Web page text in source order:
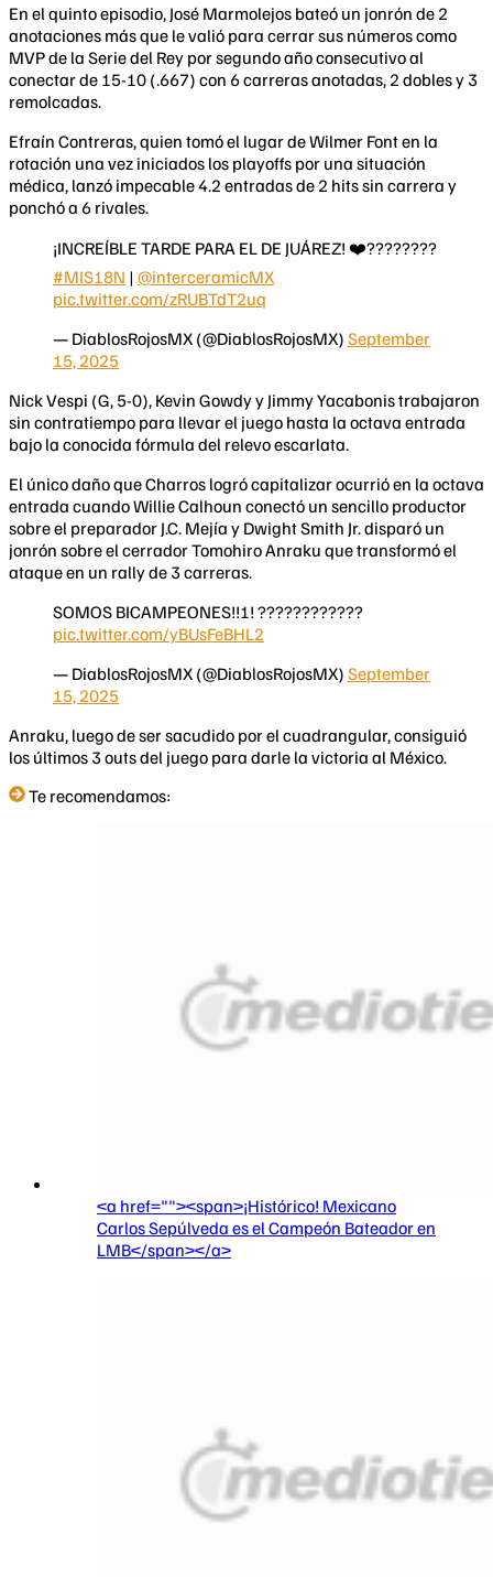
En el quinto episodio, José Marmolejos bateó un jonrón de 2
anotaciones más que le valió para cerrar sus números como
MVP de la Serie del Rey por segundo año consecutivo al
conectar de 15-10 (.667) con 6 carreras anotadas, 2 dobles y 3
remolcadas.
Efraín Contreras, quien tomó el lugar de Wilmer Font en la
rotación una vez iniciados los playoffs por una situación
médica, lanzó impecable 4.2 entradas de 2 hits sin carrera y
ponchó a 6 rivales.
¡INCREÍBLE TARDE PARA EL DE JUÁREZ! ❤️????????
#MIS18N | @interceramicMX
pic.twitter.com/zRUBTdT2uq
— DiablosRojosMX (@DiablosRojosMX) September
15, 2025
Nick Vespi (G, 5-0), Kevin Gowdy y Jimmy Yacabonis trabajaron
sin contratiempo para llevar el juego hasta la octava entrada
bajo la conocida fórmula del relevo escarlata.
El único daño que Charros logró capitalizar ocurrió en la octava
entrada cuando Willie Calhoun conectó un sencillo productor
sobre el preparador J.C. Mejía y Dwight Smith Jr. disparó un
jonrón sobre el cerrador Tomohiro Anraku que transformó el
ataque en un rally de 3 carreras.
SOMOS BICAMPEONES!!!! ????️????????
pic.twitter.com/yBUsFeBHL2
— DiablosRojosMX (@DiablosRojosMX) September
15, 2025
Anraku, luego de ser sacudido por el cuadrangular, consiguió
los últimos 3 outs del juego para darle la victoria al México.
Te recomendamos:
<a href=""><span>¡Histórico! Mexicano
Carlos Sepúlveda es el Campeón Bateador en
LMB</span></a>